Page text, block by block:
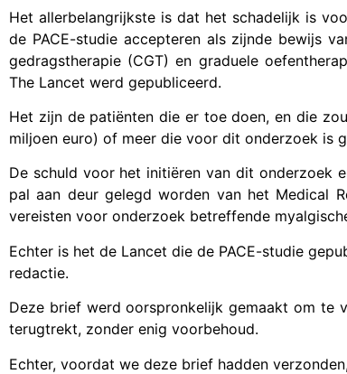
Het allerbelangrijkste is dat het schadelijk is
de PACE-studie accepteren als zijnde bewijs
gedragstherapie (CGT) en graduele
The Lancet werd gepubliceerd.
Het zijn de patiënten die er toe doen, en die
miljoen euro) of meer die voor dit onderzoek is
De schuld voor het initiëren van dit onderzoek
pal aan deur gelegd worden van het Medical
vereisten voor onderzoek betreffende
Echter is het de Lancet die de PACE-studie
redactie.
Deze brief werd oorspronkelijk gemaakt om te
terugtrekt, zonder enig voorbehoud.
Echter, voordat we deze brief hadden